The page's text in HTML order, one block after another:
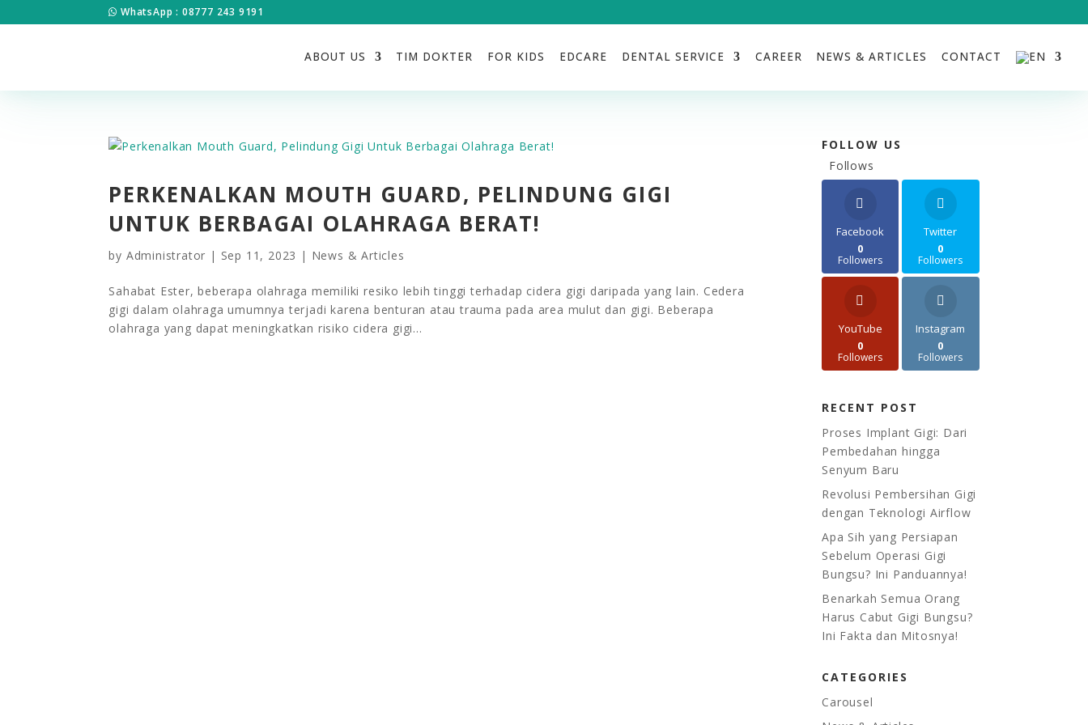
WhatsApp : 08777 243 9191
ABOUT US TIM DOKTER FOR KIDS EDCARE DENTAL SERVICE CAREER NEWS & ARTICLES CONTACT
PERKENALKAN MOUTH GUARD, PELINDUNG GIGI
UNTUK BERBAGAI OLAHRAGA BERAT!
by Administrator | Sep 11, 2023 | News & Articles
Sahabat Ester, beberapa olahraga memiliki resiko lebih tinggi terhadap cidera gigi daripada yang lain. Cedera
gigi dalam olahraga umumnya terjadi karena benturan atau trauma pada area mulut dan gigi. Beberapa
olahraga yang dapat meningkatkan risiko cidera gigi...
FOLLOW US
Follows
Facebook
0
Followers
Twitter
0
Followers
YouTube
0
Followers
Instagram
0
Followers
RECENT POST
Proses Implant Gigi: Dari
Pembedahan hingga
Senyum Baru
Revolusi Pembersihan Gigi
dengan Teknologi Airflow
Apa Sih yang Persiapan
Sebelum Operasi Gigi
Bungsu? Ini Panduannya!
Benarkah Semua Orang
Harus Cabut Gigi Bungsu?
Ini Fakta dan Mitosnya!
CATEGORIES
Carousel